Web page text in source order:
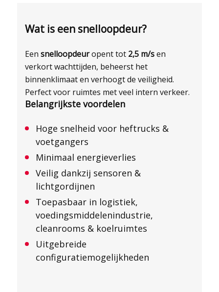
Wat is een snelloopdeur?
Een snelloopdeuropent tot 2,5 m/sen
verkort wachttijden, beheerst het
binnenklimaat en verhoogt de veiligheid.
Perfect voor ruimtes met veel intern verkeer.
Belangrijkste voordelen
Hoge snelheid voor heftrucks &
voetgangers
Minimaal energieverlies
Veilig dankzij sensoren &
lichtgordijnen
Toepasbaar in logistiek,
voedingsmiddelenindustrie,
cleanrooms & koelruimtes
Uitgebreide
configuratiemogelijkheden